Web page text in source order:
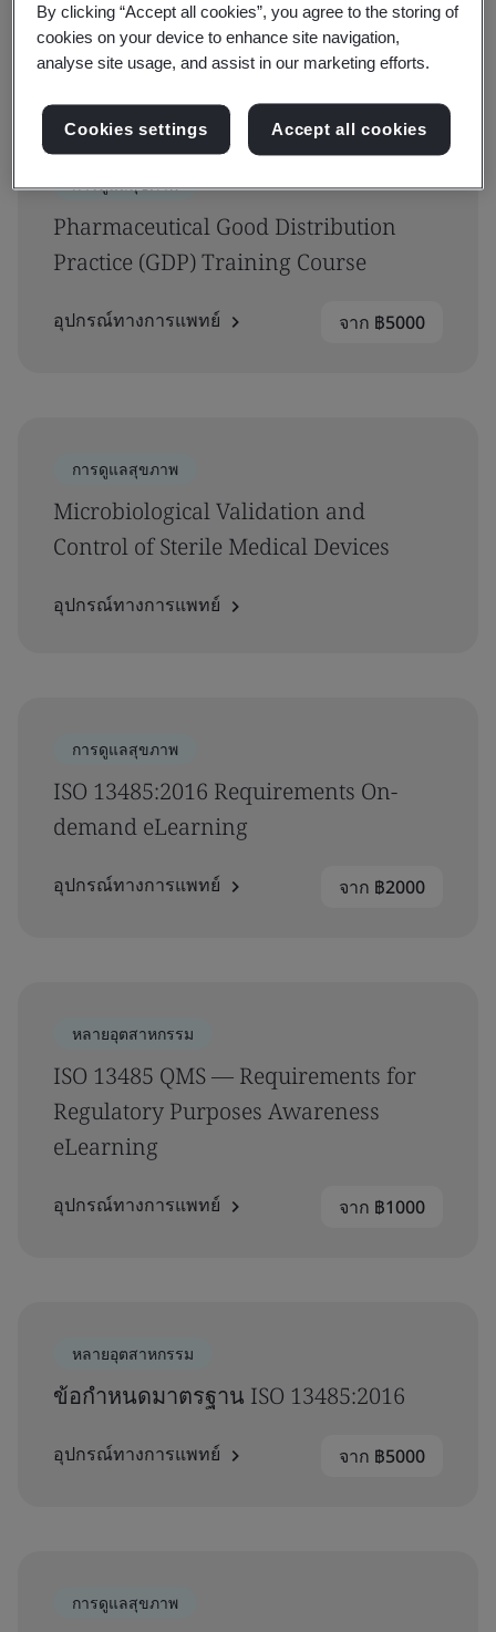
อุปกรณ์ทางการแพทย์ จาก ฿995
การดูแลสุขภาพ
Pharmaceutical Good Distribution
Practice (GDP) Training Course
อุปกรณ์ทางการแพทย์ จาก ฿5000
การดูแลสุขภาพ
Microbiological Validation and
Control of Sterile Medical Devices
อุปกรณ์ทางการแพทย์
การดูแลสุขภาพ
ISO 13485:2016 Requirements On-
demand eLearning
อุปกรณ์ทางการแพทย์ จาก ฿2000
หลายอุตสาหกรรม
ISO 13485 QMS — Requirements for
Regulatory Purposes Awareness
eLearning
อุปกรณ์ทางการแพทย์ จาก ฿1000
หลายอุตสาหกรรม
ข้อกำหนดมาตรฐาน ISO 13485:2016
อุปกรณ์ทางการแพทย์ จาก ฿5000
การดูแลสุขภาพ
By clicking “Accept all cookies”, you agree to the storing of
cookies on your device to enhance site navigation,
analyse site usage, and assist in our marketing efforts.
Cookies settings Accept all cookies